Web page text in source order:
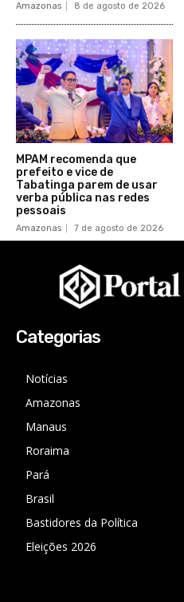
Amazonas 8 de agosto de 2026
MPAM recomenda que
prefeito e vice de
Tabatinga parem de usar
verba pública nas redes
pessoais
Amazonas 7 de agosto de 2026
Categorias
Notícias
Amazonas
Manaus
Roraima
Pará
Brasil
Bastidores da Política
Eleições 2026